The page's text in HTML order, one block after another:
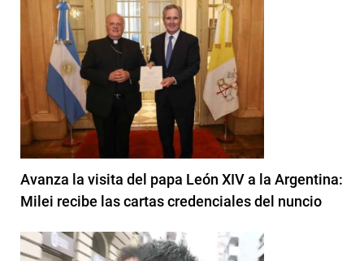
Avanza la visita del papa León XIV a la Argentina:
Milei recibe las cartas credenciales del nuncio